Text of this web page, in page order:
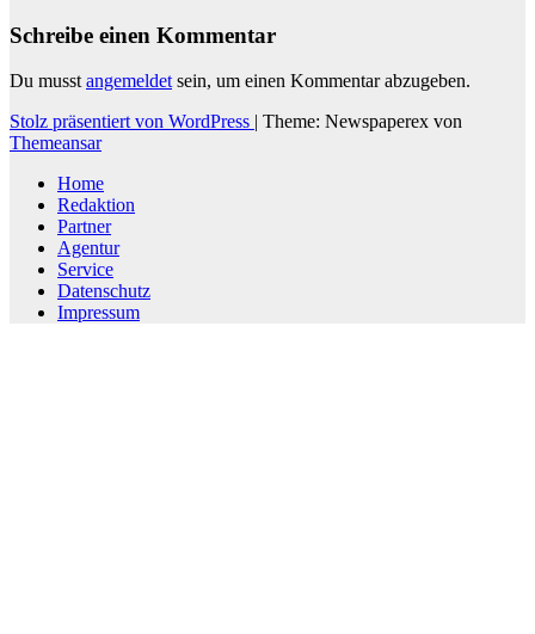
Schreibe einen Kommentar
Du musst angemeldet sein, um einen Kommentar abzugeben.
Stolz präsentiert von WordPress | Theme: Newspaperex von
Themeansar
Home
Redaktion
Partner
Agentur
Service
Datenschutz
Impressum